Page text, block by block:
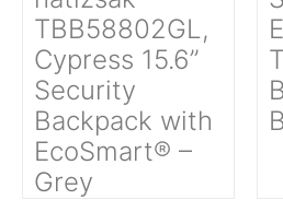
TBB58802GL,
Cypress 15.6”
Security
Backpack with
EcoSmart® –
Grey